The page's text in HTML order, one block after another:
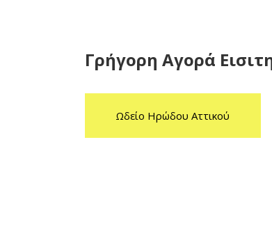
Γρήγορη Αγορά
Ωδείο Ηρώδου Αττικού